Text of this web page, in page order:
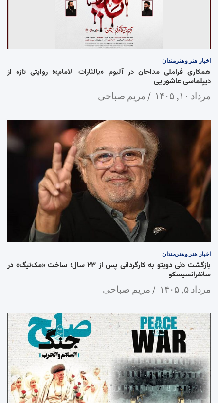
اخبار هنر و هنرمندان
همکاری فراملی مداحان در آلبوم «یالثارات الامام»؛ روایتی تازه از
دیپلماسی عاشورایی
مرداد ۱۰, ۱۴۰۵ مریم صباحی
اخبار هنر و هنرمندان
بازگشت دنی دویتو به کارگردانی پس از ۲۳ سال؛ ساخت «مک‌تیگ» در
سانفرانسیسکو
مرداد ۵, ۱۴۰۵ مریم صباحی